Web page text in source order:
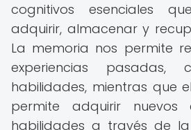
cognitivos esenciales
adquirir, almacenar y
La memoria nos permite
experiencias pasadas,
habilidades, mientras que
permite adquirir nuevos
habilidades a través de